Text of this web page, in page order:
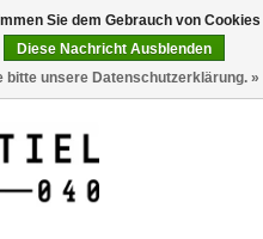
0 Artikel - €0,00
Sie dem Gebrauch von Cookies
Diese Nachricht Ausblenden
bitte unsere Datenschutzerklärung. »